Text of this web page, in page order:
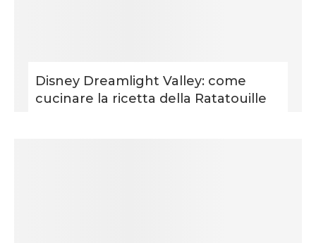
Disney Dreamlight Valley: come
cucinare la ricetta della Ratatouille